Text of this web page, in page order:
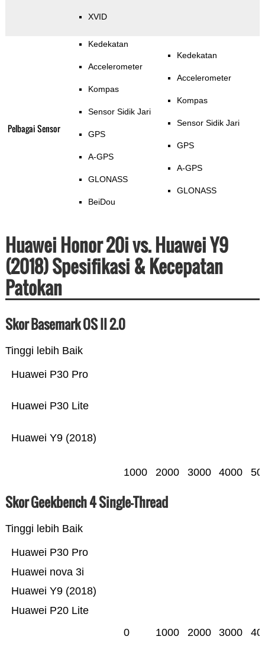
XVID
Pelbagai Sensor
Kedekatan
Accelerometer
Kompas
Sensor Sidik Jari
GPS
A-GPS
GLONASS
BeiDou
Kedekatan
Accelerometer
Kompas
Sensor Sidik Jari
GPS
A-GPS
GLONASS
Huawei Honor 20i vs. Huawei Y9
(2018) Spesifikasi & Kecepatan
Patokan
Skor Basemark OS II 2.0
Tinggi lebih Baik
Huawei Y9 (2018)
Huawei P30 Lite
Huawei P30 Pro
1000 2000 3000 4000
Skor Geekbench 4 Single-Thread
Tinggi lebih Baik
Huawei P20 Lite
Huawei Y9 (2018)
Huawei nova 3i
Huawei P30 Pro
0 1000 2000 3000